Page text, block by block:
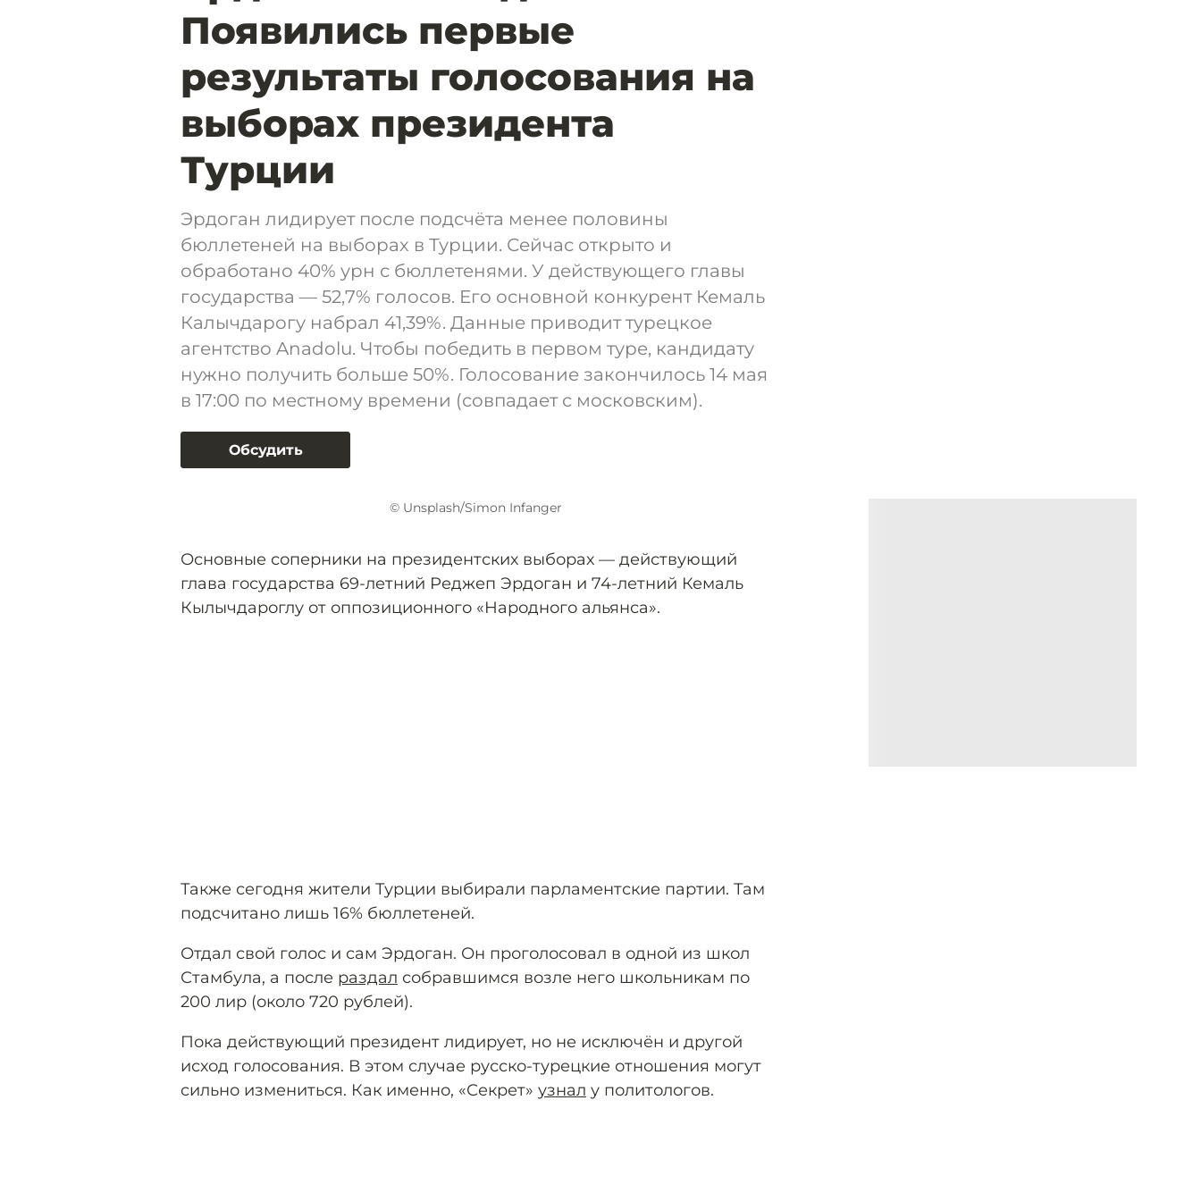
Появились первые
результаты голосования на
выборах президента
Турции
Эрдоган лидирует после подсчёта менее половины
бюллетеней на выборах в Турции. Сейчас открыто и
обработано 40% урн с бюллетенями. У действующего главы
государства — 52,7% голосов. Его основной конкурент Кемаль
Калычдарогу набрал 41,39%. Данные приводит турецкое
агентство Anadolu. Чтобы победить в первом туре, кандидату
нужно получить больше 50%. Голосование закончилось 14 мая
в 17:00 по местному времени (совпадает с московским).
Обсудить
© Unsplash/Simon Infanger
Основные соперники на президентских выборах — действующий
глава государства 69-летний Реджеп Эрдоган и 74-летний Кемаль
Кылычдароглу от оппозиционного «Народного альянса».
Также сегодня жители Турции выбирали парламентские партии. Там
подсчитано лишь 16% бюллетеней.
Отдал свой голос и сам Эрдоган. Он проголосовал в одной из школ
Стамбула, а после раздал собравшимся возле него школьникам по
200 лир (около 720 рублей).
Пока действующий президент лидирует, но не исключён и другой
исход голосования. В этом случае русско-турецкие отношения могут
сильно измениться. Как именно, «Секрет» узнал у политологов.